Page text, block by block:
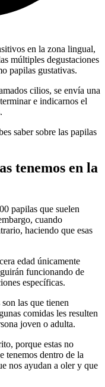
en la zona lingual,
múltiples degustaciones
papilas gustativas.
cilios, se envía una
e indicarnos el
saber sobre las papilas
tenemos en la
papilas que suelen
cuando
haciendo que esas
edad únicamente
funcionando de
específicas.
las que tienen
comidas les resulten
joven o adulta.
porque estas no
tenemos dentro de la
nos ayudan a oler y que